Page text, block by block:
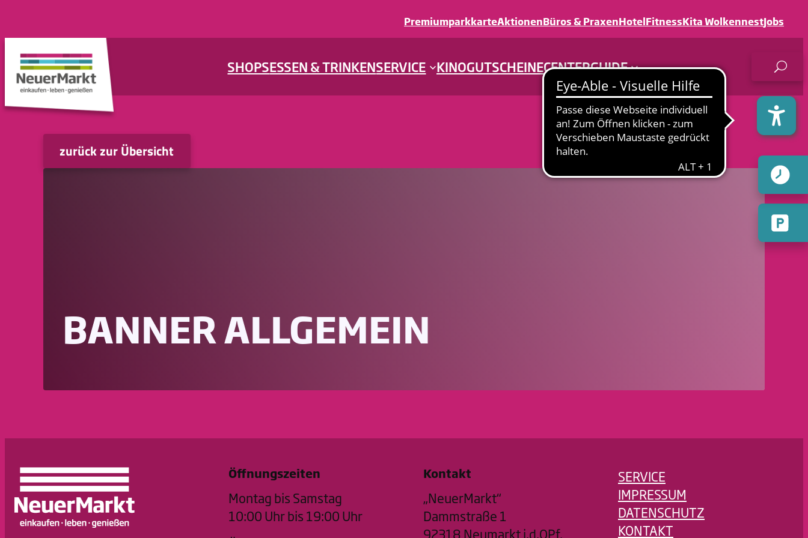
springen
PremiumparkkarteAktionenBüros & PraxenHotelFitnessKita WolkennestJobs
SHOPSESSEN & TRINKENSERVICE KINOGUTSCHEINECENTERGUIDE
zurück zur Übersicht
BANNER ALLGEMEIN
Öffnungszeiten
Montag bis Samstag
10:00 Uhr bis 19:00 Uhr
Kontakt
„NeuerMarkt“
Dammstraße 1
92318 Neumarkt i.d.OPf.
SERVICE
IMPRESSUM
DATENSCHUTZ
KONTAKT